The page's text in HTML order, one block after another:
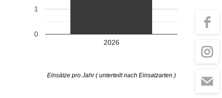
2026
0
1
Einsätze pro Jahr ( unterteilt nach Einsatzarten )